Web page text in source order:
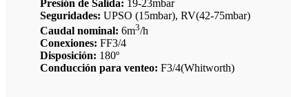
Presión de Salida: 19-23mbar
Seguridades: UPSO (15mbar), RV(42-75mbar)
Caudal nominal: 6m3/h
Conexiones: FF3/4
Disposición: 180º
Conducción para venteo: F3/4(Whitworth)